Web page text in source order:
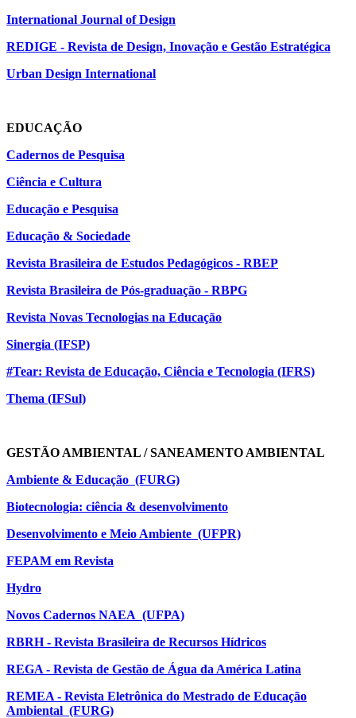
International Journal of Design
REDIGE - Revista de Design, Inovação e Gestão Estratégica
Urban Design International
EDUCAÇÃO
Cadernos de Pesquisa
Ciência e Cultura
Educação e Pesquisa
Educação & Sociedade
Revista Brasileira de Estudos Pedagógicos - RBEP
Revista Brasileira de Pós-graduação - RBPG
Revista Novas Tecnologias na Educação
Sinergia (IFSP)
#Tear: Revista de Educação, Ciência e Tecnologia (IFRS)
Thema (IFSul)
GESTÃO AMBIENTAL / SANEAMENTO AMBIENTAL
Ambiente & Educação (FURG)
Biotecnologia: ciência & desenvolvimento
Desenvolvimento e Meio Ambiente (UFPR)
FEPAM em Revista
Hydro
Novos Cadernos NAEA (UFPA)
RBRH - Revista Brasileira de Recursos Hídricos
REGA - Revista de Gestão de Água da América Latina
REMEA - Revista Eletrônica do Mestrado de Educação
Ambiental (FURG)